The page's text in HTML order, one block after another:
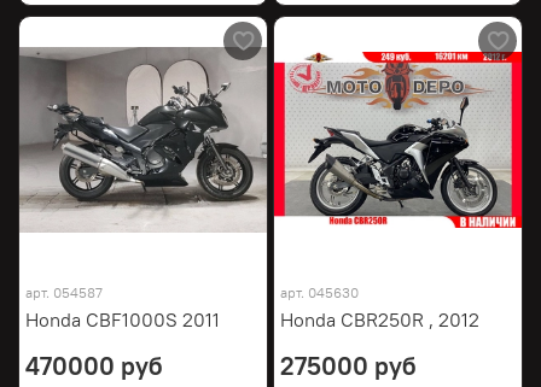
арт. 054587
Honda CBF1000S 2011
470000 руб
арт. 045630
Honda CBR250R , 2012
275000 руб